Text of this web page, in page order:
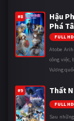
#8
Hậu
Phá
FULL
Atobe
công việc,
Vương
#9 Thất
FULL
Sau